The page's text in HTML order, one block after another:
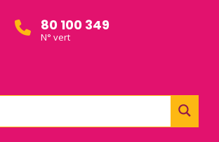
80 100 349
N° vert